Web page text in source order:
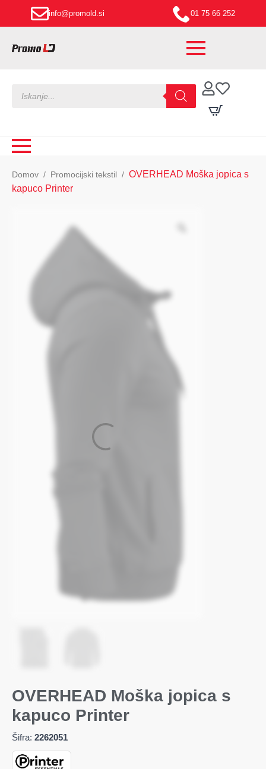
info@promold.si 01 75 66 252
search
Domov Promocijski tekstil
OVERHEAD Moška jopica s
kapuco Printer
OVERHEAD Moška jopica s
kapuco Printer
Šifra: 2262051